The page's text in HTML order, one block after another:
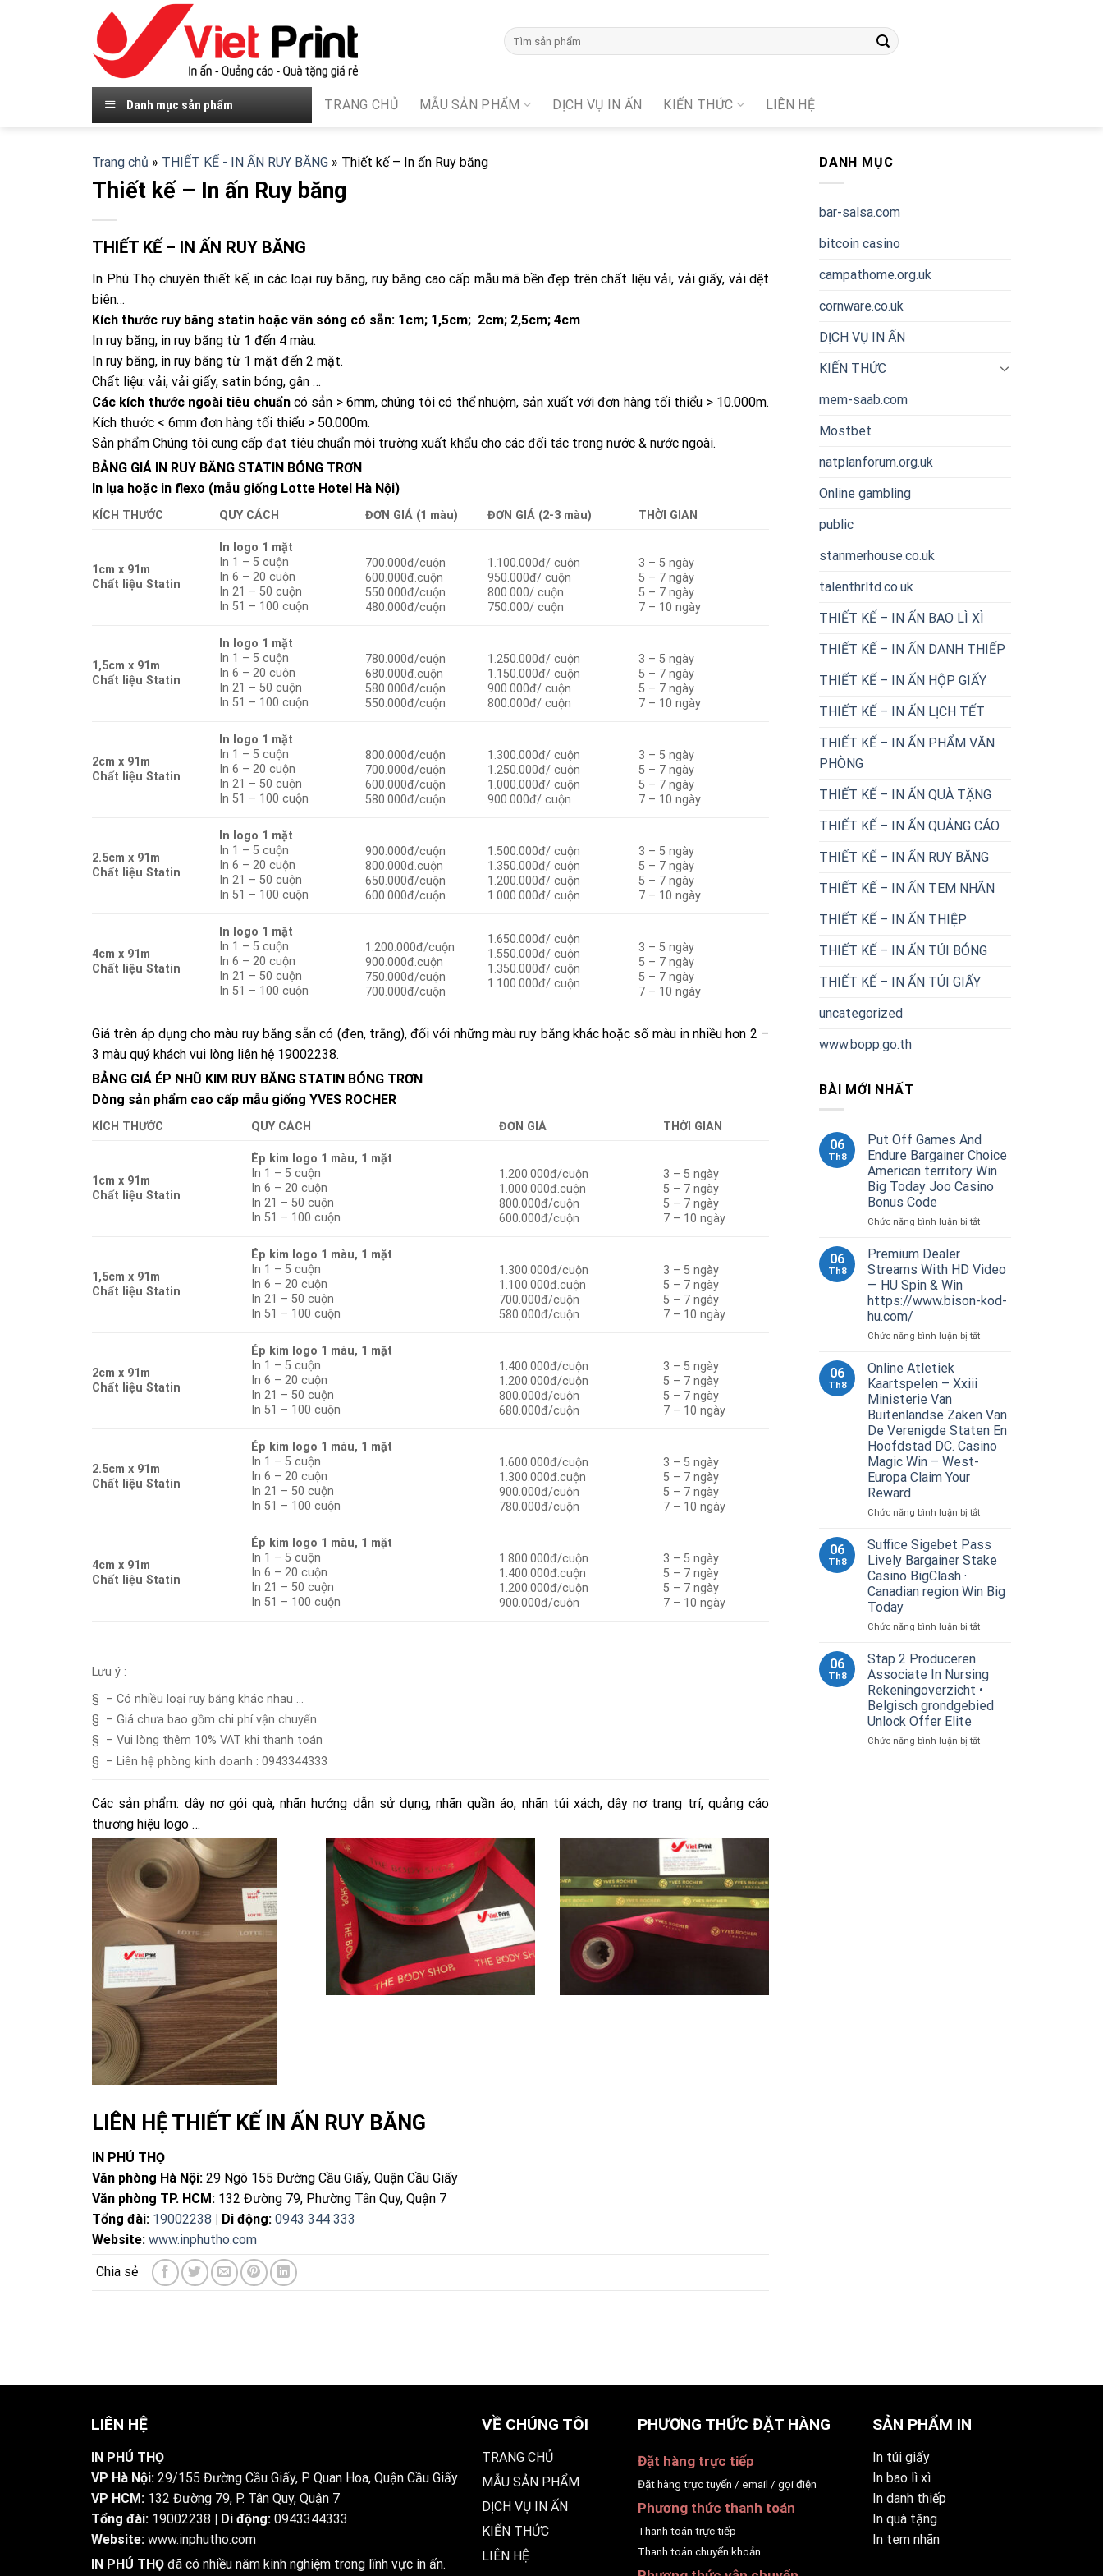
Danh mục sản phẩm TRANG CHỦ MẪU SẢN PHẨM DỊCH VỤ IN ẤN KIẾN THỨC LIÊN HỆ
Trang chủ » THIẾT KẾ - IN ẤN RUY BĂNG » Thiết kế – In ấn Ruy băng
Thiết kế – In ấn Ruy băng
THIẾT KẾ – IN ẤN RUY BĂNG
In Phú Thọ chuyên thiết kế, in các loại ruy băng, ruy băng cao cấp mẫu mã bền đẹp trên chất liệu vải, vải giấy, vải dệt
biên…
Kích thước ruy băng statin hoặc vân sóng có sẵn: 1cm; 1,5cm; 2cm; 2,5cm; 4cm
In ruy băng, in ruy băng từ 1 đến 4 màu.
In ruy băng, in ruy băng từ 1 mặt đến 2 mặt.
Chất liệu: vải, vải giấy, satin bóng, gân …
Các kích thước ngoài tiêu chuẩncó sẳn > 6mm, chúng tôi có thể nhuộm, sản xuất với đơn hàng tối thiểu > 10.000m.
Kích thước < 6mm đơn hàng tối thiểu > 50.000m.
Sản phẩm Chúng tôi cung cấp đạt tiêu chuẩn môi trường xuất khẩu cho các đối tác trong nước & nước ngoài.
BẢNG GIÁ IN RUY BĂNG STATIN BÓNG TRƠN
In lụa hoặc in flexo (mẫu giống Lotte Hotel Hà Nội)
KÍCH THƯỚC QUY CÁCH ĐƠN GIÁ (1 màu) ĐƠN GIÁ (2-3 màu) THỜI GIAN
1cm x 91m
Chất liệu Statin
In logo 1 mặt
In 1 – 5 cuộn
In 6 – 20 cuộn
In 21 – 50 cuộn
In 51 – 100 cuộn
700.000đ/cuộn
600.000đ.cuộn
550.000đ/cuộn
480.000đ/cuộn
1.100.000đ/ cuộn
950.000đ/ cuộn
800.000/ cuộn
750.000/ cuộn
3 – 5 ngày
5 – 7 ngày
5 – 7 ngày
7 – 10 ngày
1,5cm x 91m
Chất liệu Statin
In logo 1 mặt
In 1 – 5 cuộn
In 6 – 20 cuộn
In 21 – 50 cuộn
In 51 – 100 cuộn
780.000đ/cuộn
680.000đ.cuộn
580.000đ/cuộn
550.000đ/cuộn
1.250.000đ/ cuộn
1.150.000đ/ cuộn
900.000đ/ cuộn
800.000đ/ cuộn
3 – 5 ngày
5 – 7 ngày
5 – 7 ngày
7 – 10 ngày
2cm x 91m
Chất liệu Statin
In logo 1 mặt
In 1 – 5 cuộn
In 6 – 20 cuộn
In 21 – 50 cuộn
In 51 – 100 cuộn
800.000đ/cuộn
700.000đ/cuộn
600.000đ/cuộn
580.000đ/cuộn
1.300.000đ/ cuộn
1.250.000đ/ cuộn
1.000.000đ/ cuộn
900.000đ/ cuộn
3 – 5 ngày
5 – 7 ngày
5 – 7 ngày
7 – 10 ngày
2.5cm x 91m
Chất liệu Statin
In logo 1 mặt
In 1 – 5 cuộn
In 6 – 20 cuộn
In 21 – 50 cuộn
In 51 – 100 cuộn
900.000đ/cuộn
800.000đ.cuộn
650.000đ/cuộn
600.000đ/cuộn
1.500.000đ/ cuộn
1.350.000đ/ cuộn
1.200.000đ/ cuộn
1.000.000đ/ cuộn
3 – 5 ngày
5 – 7 ngày
5 – 7 ngày
7 – 10 ngày
4cm x 91m
Chất liệu Statin
In logo 1 mặt
In 1 – 5 cuộn
In 6 – 20 cuộn
In 21 – 50 cuộn
In 51 – 100 cuộn
1.200.000đ/cuộn
900.000đ.cuộn
750.000đ/cuộn
700.000đ/cuộn
1.650.000đ/ cuộn
1.550.000đ/ cuộn
1.350.000đ/ cuộn
1.100.000đ/ cuộn
3 – 5 ngày
5 – 7 ngày
5 – 7 ngày
7 – 10 ngày
Giá trên áp dụng cho màu ruy băng sẵn có (đen, trắng), đối với những màu ruy băng khác hoặc số màu in nhiều hơn 2 –
3 màu quý khách vui lòng liên hệ 19002238.
BẢNG GIÁ ÉP NHŨ KIM RUY BĂNG STATIN BÓNG TRƠN
Dòng sản phẩm cao cấp mẫu giống YVES ROCHER
KÍCH THƯỚC QUY CÁCH ĐƠN GIÁ THỜI GIAN
1cm x 91m
Chất liệu Statin
Ép kim logo 1 màu, 1 mặt
In 1 – 5 cuộn
In 6 – 20 cuộn
In 21 – 50 cuộn
In 51 – 100 cuộn
1.200.000đ/cuộn
1.000.000đ.cuộn
800.000đ/cuộn
600.000đ/cuộn
3 – 5 ngày
5 – 7 ngày
5 – 7 ngày
7 – 10 ngày
1,5cm x 91m
Chất liệu Statin
Ép kim logo 1 màu, 1 mặt
In 1 – 5 cuộn
In 6 – 20 cuộn
In 21 – 50 cuộn
In 51 – 100 cuộn
1.300.000đ/cuộn
1.100.000đ.cuộn
700.000đ/cuộn
580.000đ/cuộn
3 – 5 ngày
5 – 7 ngày
5 – 7 ngày
7 – 10 ngày
2cm x 91m
Chất liệu Statin
Ép kim logo 1 màu, 1 mặt
In 1 – 5 cuộn
In 6 – 20 cuộn
In 21 – 50 cuộn
In 51 – 100 cuộn
1.400.000đ/cuộn
1.200.000đ/cuộn
800.000đ/cuộn
680.000đ/cuộn
3 – 5 ngày
5 – 7 ngày
5 – 7 ngày
7 – 10 ngày
2.5cm x 91m
Chất liệu Statin
Ép kim logo 1 màu, 1 mặt
In 1 – 5 cuộn
In 6 – 20 cuộn
In 21 – 50 cuộn
In 51 – 100 cuộn
1.600.000đ/cuộn
1.300.000đ.cuộn
900.000đ/cuộn
780.000đ/cuộn
3 – 5 ngày
5 – 7 ngày
5 – 7 ngày
7 – 10 ngày
4cm x 91m
Chất liệu Statin
Ép kim logo 1 màu, 1 mặt
In 1 – 5 cuộn
In 6 – 20 cuộn
In 21 – 50 cuộn
In 51 – 100 cuộn
1.800.000đ/cuộn
1.400.000đ.cuộn
1.200.000đ/cuộn
900.000đ/cuộn
3 – 5 ngày
5 – 7 ngày
5 – 7 ngày
7 – 10 ngày
Lưu ý :
§ – Có nhiều loại ruy băng khác nhau …
§ – Giá chưa bao gồm chi phí vận chuyển
§ – Vui lòng thêm 10% VAT khi thanh toán
§ – Liên hệ phòng kinh doanh : 0943344333
Các sản phẩm: dây nơ gói quà, nhãn hướng dẫn sử dụng, nhãn quần áo, nhãn túi xách, dây nơ trang trí, quảng cáo
thương hiệu logo …
LIÊN HỆ THIẾT KẾ IN ẤN RUY BĂNG
IN PHÚ THỌ
Văn phòng Hà Nội: 29 Ngõ 155 Đường Cầu Giấy, Quận Cầu Giấy
Văn phòng TP. HCM: 132 Đường 79, Phường Tân Quy, Quận 7
Tổng đài: 19002238 | Di động: 0943 344 333
Website: www.inphutho.com
DANH MỤC
bar-salsa.com
bitcoin casino
campathome.org.uk
cornware.co.uk
DỊCH VỤ IN ẤN
KIẾN THỨC
mem-saab.com
Mostbet
natplanforum.org.uk
Online gambling
public
stanmerhouse.co.uk
talenthrltd.co.uk
THIẾT KẾ – IN ẤN BAO LÌ XÌ
THIẾT KẾ – IN ẤN DANH THIẾP
THIẾT KẾ – IN ẤN HỘP GIẤY
THIẾT KẾ – IN ẤN LỊCH TẾT
THIẾT KẾ – IN ẤN PHẨM VĂN
PHÒNG
THIẾT KẾ – IN ẤN QUÀ TẶNG
THIẾT KẾ – IN ẤN QUẢNG CÁO
THIẾT KẾ – IN ẤN RUY BĂNG
THIẾT KẾ – IN ẤN TEM NHÃN
THIẾT KẾ – IN ẤN THIỆP
THIẾT KẾ – IN ẤN TÚI BÓNG
THIẾT KẾ – IN ẤN TÚI GIẤY
uncategorized
www.bopp.go.th
BÀI MỚI NHẤT
06
Th8
Put Off Games And
Endure Bargainer Choice
American territory Win
Big Today Joo Casino
Bonus Code
Chức năng bình luận bị tắtở
Games
And
Bargainer
American
Casino
Bonus
Code
06
Th8
Premium Dealer
Streams With HD Video
— HU Spin & Win
https://www.bison-kod-
hu.com/
Chức năng bình luận bị tắtở
Video
—
HU
kod-
06
Th8
Online Atletiek
Kaartspelen – Xxiii
Ministerie Van
Buitenlandse Zaken Van
De Verenigde Staten En
Hoofdstad DC. Casino
Magic Win – West-
Europa Claim Your
Reward
Chức năng bình luận bị tắtở
Atletiek
Kaartspelen
–
Ministerie
Buitenlandse
Verenigde
Staten
En
06
Th8
Suffice Sigebet Pass
Lively Bargainer Stake
Casino BigClash ·
Canadian region Win Big
Today
Chức năng bình luận bị tắtở
Lively
Stake
BigClash
06
Th8
Stap 2 Produceren
Associate In Nursing
Rekeningoverzicht •
Belgisch grondgebied
Unlock Offer Elite
Chức năng bình luận bị tắtở
LIÊN HỆ
IN PHÚ THỌ
VP Hà Nội: 29/155 Đường Cầu Giấy, P. Quan Hoa, Quận Cầu Giấy
VP HCM: 132 Đường 79, P. Tân Quy, Quận 7
Tổng đài: 19002238 | Di động: 0943344333
Website: www.inphutho.com
IN PHÚ THỌ đã có nhiều năm kinh nghiệm trong lĩnh vực in ấn.
VỀ CHÚNG TÔI
TRANG CHỦ
MẪU SẢN PHẨM
DỊCH VỤ IN ẤN
KIẾN THỨC
LIÊN HỆ
PHƯƠNG THỨC ĐẶT HÀNG
Đặt hàng trực tiếp
Đặt hàng trực tuyến / email / gọi điện
Phương thức thanh toán
Thanh toán trực tiếp
Thanh toán chuyển khoản
SẢN PHẨM IN
In túi giấy
In bao lì xì
In danh thiếp
In quà tặng
In tem nhãn